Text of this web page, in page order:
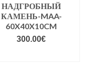
НАДГРОБНЫЙ
КАМЕНЬ-MAA-
60X40X10CM
300.00€